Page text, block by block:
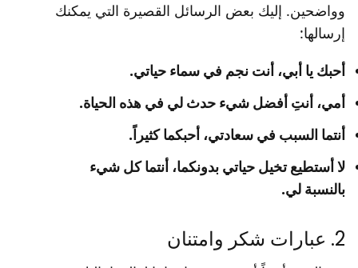
وواضحين. إليك بعض الرسائل القصيرة التي يمكنك
إرسالها:
أحبك يا أبي، أنت نجم في سماء حياتي.
أمي، أنتِ أفضل شيء حدث لي في هذه الحياة.
أنتما السبب في سعادتي، أحبكما كثيراً.
لا أستطيع تخيل حياتي بدونكما، أنتما كل شيء
بالنسبة لي.
2. عبارات شكر وامتنان